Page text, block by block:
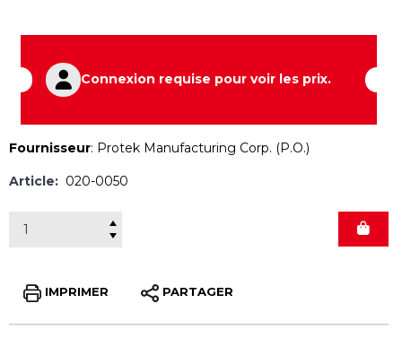
Connexion requise pour voir les prix.
Fournisseur: Protek Manufacturing Corp. (P.O.)
Article: 020-0050
IMPRIMER PARTAGER